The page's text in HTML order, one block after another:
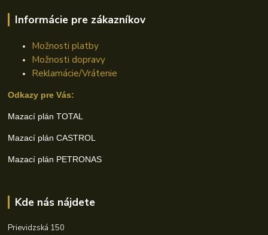
Informácie pre zákazníkov
Možnosti platby
Možnosti dopravy
Reklamácie/Vrátenie
Odkazy pre Vás:
Mazací plán TOTAL
Mazací plán CASTROL
Mazací plán PETRONAS
Kde nás nájdete
Prievidzská 150